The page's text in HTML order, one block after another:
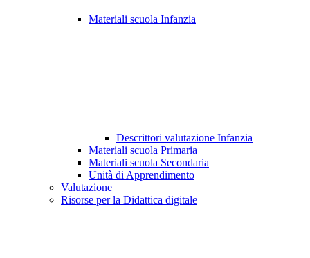
Materiali scuola Infanzia
Descrittori valutazione Infanzia
Materiali scuola Primaria
Materiali scuola Secondaria
Unità di Apprendimento
Valutazione
Risorse per la Didattica digitale